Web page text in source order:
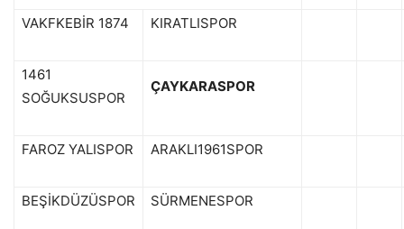
VAKFKEBİR 1874 KIRATLISPOR
1461
SOĞUKSUSPOR
ÇAYKARASPOR
FAROZ YALISPOR ARAKLI1961SPOR
BEŞİKDÜZÜSPOR SÜRMENESPOR